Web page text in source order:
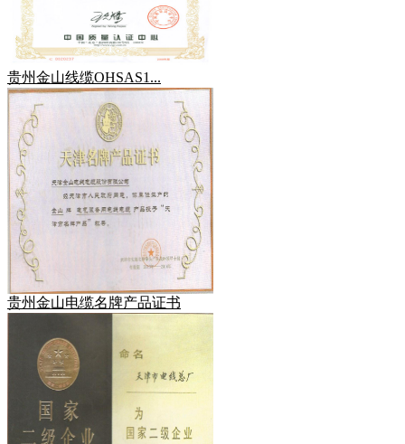
贵州金山线缆OHSAS1...
贵州金山电缆名牌产品证书